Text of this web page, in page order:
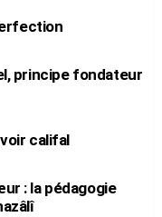
principe fondateur
califal
: la pédagogie